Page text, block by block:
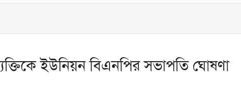
অভিযোগে লাইলী
ইউনিয়ন বিএনপির সভাপতি ঘোষণা